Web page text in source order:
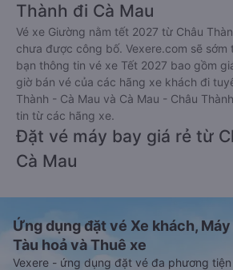
Thành đi Cà Mau
Vé xe Giường nằm tết 2027 từ Châu
chưa được công bố. Vexere.com sẽ sớm
bạn thông tin vé xe Tết 2027 bao gồm
giờ bán vé của các hãng xe khách đi
Thành - Cà Mau và Cà Mau - Châu
tin từ các hãng xe.
Đặt vé máy bay giá rẻ từ
Cà Mau
Ứng dụng đặt vé Xe khách, Máy
Tàu hoả và Thuê xe
Vexere - ứng dụng đặt vé đa phương